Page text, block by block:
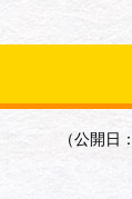
（公開日